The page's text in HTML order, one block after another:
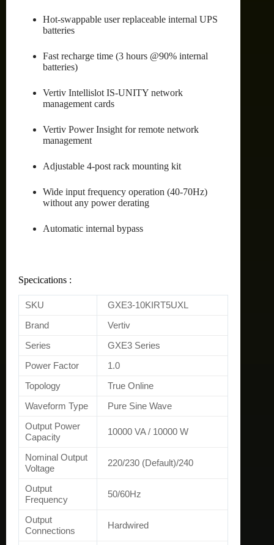
Hot-swappable user replaceable internal UPS
batteries
Fast recharge time (3 hours @90% internal
batteries)
Vertiv Intellislot IS-UNITY network
management cards
Vertiv Power Insight for remote network
management
Adjustable 4-post rack mounting kit
Wide input frequency operation (40-70Hz)
without any power derating
Automatic internal bypass
Specications :
SKU GXE3-10KIRT5UXL
Brand Vertiv
Series GXE3 Series
Power Factor 1.0
Topology True Online
Waveform Type Pure Sine Wave
Output Power
Capacity
10000 VA / 10000 W
Nominal Output
Voltage
220/230 (Default)/240
Output
Frequency
50/60Hz
Output
Connections
Hardwired